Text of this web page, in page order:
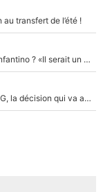
transfert de l’été !
Du PSG à la tête de la FIFA pour remplacer Gianni Infantino ? «Il serait un mauvais président», le patron de la Liga s'attaque à Nasser Al-Khelaïfi !
Bradley Barcola : Luis Enrique prêt à l’écarter au PSG, la décision qui va accélérer son transfert à Liverpool ?